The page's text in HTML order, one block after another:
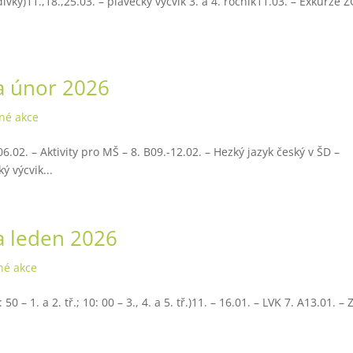
únor 2026
akce
– Aktivity pro MŠ – 8. B09.-12.02. – Hezký jazyk český v ŠD –
výcvik...
leden 2026
akce
– 1. a 2. tř.; 10: 00 – 3., 4. a 5. tř.)11. – 16.01. – LVK 7. A13.01. –